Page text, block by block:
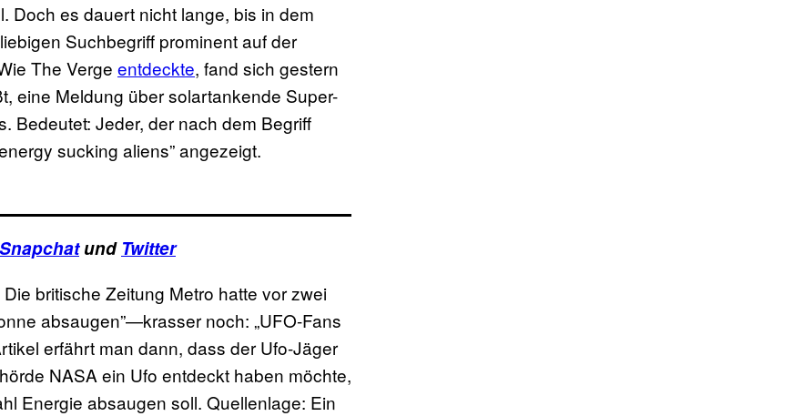
Doch es dauert nicht lange, bis in dem
Suchbegriff prominent auf der
The Verge entdeckte, fand sich gestern
eine Meldung über solartankende Super-
Bedeutet: Jeder, der nach dem Begriff
sucking aliens” angezeigt.
Snapchatund Twitter
britische Zeitung Metro hatte vor zwei
absaugen”—krasser noch: „UFO-Fans
erfährt man dann, dass der Ufo-Jäger
NASA ein Ufo entdeckt haben möchte,
Energie absaugen soll. Quellenlage: Ein